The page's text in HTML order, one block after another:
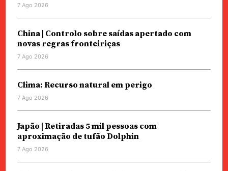
7 Ago 2026
China | Controlo sobre saídas apertado com
novas regras fronteiriças
7 Ago 2026
Clima: Recurso natural em perigo
7 Ago 2026
Japão | Retiradas 5 mil pessoas com
aproximação de tufão Dolphin
7 Ago 2026